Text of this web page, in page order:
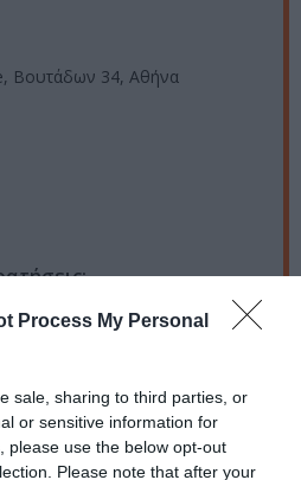
Process My Personal
sale, sharing to third parties, or
or sensitive information for
please use the below opt-out
Please note that after your
Βουτάδων 34, Αθήνα
gazarte.gr
στο Google News
ειδήσεις
νέα για την Τέχνη και τον